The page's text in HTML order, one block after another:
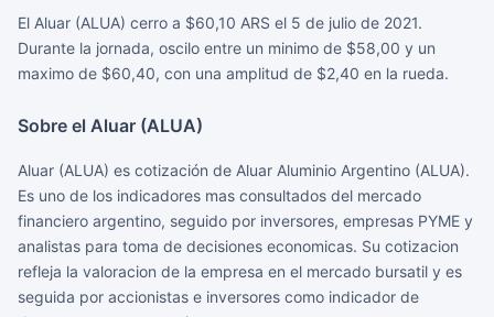
El Aluar (ALUA) cerro a $60,10 ARS el 5 de julio de 2021.
Durante la jornada, oscilo entre un minimo de $58,00 y un
maximo de $60,40, con una amplitud de $2,40 en la rueda.
Sobre el Aluar (ALUA)
Aluar (ALUA) es cotización de Aluar Aluminio Argentino (ALUA).
Es uno de los indicadores mas consultados del mercado
financiero argentino, seguido por inversores, empresas PYME y
analistas para toma de decisiones economicas. Su cotizacion
refleja la valoracion de la empresa en el mercado bursatil y es
seguida por accionistas e inversores como indicador de